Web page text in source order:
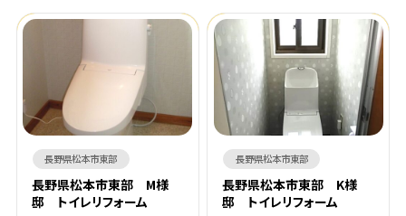
長野県松本市東部
長野県松本市東部 M様
邸 トイレリフォーム
長野県松本市東部
長野県松本市東部 K様
邸 トイレリフォーム